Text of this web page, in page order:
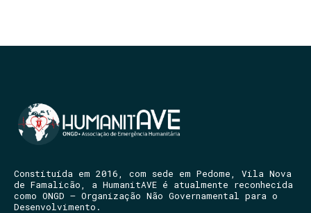
Constituída em 2016, com sede em Pedome, Vila Nova
de Famalicão, a HumanitAVE é atualmente reconhecida
como ONGD – Organização Não Governamental para o
Desenvolvimento.